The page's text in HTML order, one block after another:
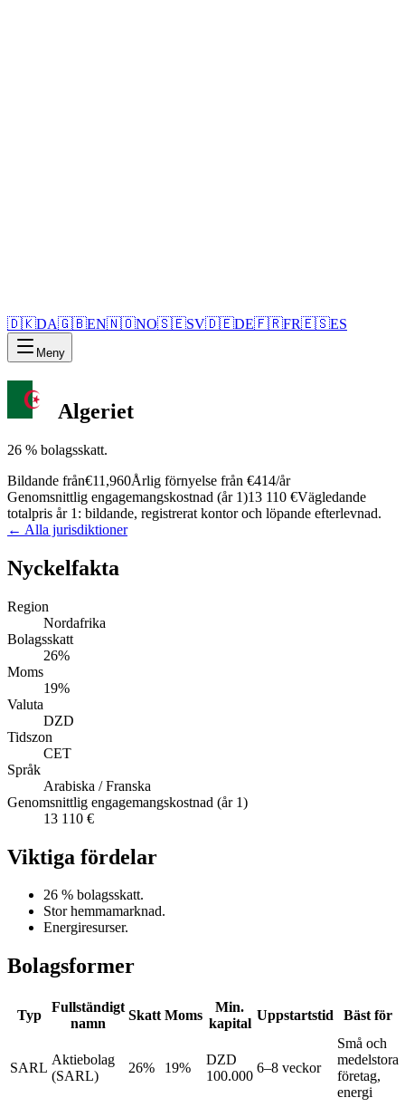
🇩🇰DA🇬🇧EN🇳🇴NO🇸🇪SV🇩🇪DE🇫🇷FR🇪🇸ES
Meny
Algeriet
26 % bolagsskatt.
Bildande från€11,960Årlig förnyelse från €414/år
Genomsnittlig engagemangskostnad (år 1)13 110 €Vägledande
totalpris år 1: bildande, registrerat kontor och löpande efterlevnad.
← Alla jurisdiktioner
Nyckelfakta
Region
Nordafrika
Bolagsskatt
26%
Moms
19%
Valuta
DZD
Tidszon
CET
Språk
Arabiska / Franska
Genomsnittlig engagemangskostnad (år 1)
13 110 €
Viktiga fördelar
26 % bolagsskatt.
Stor hemmamarknad.
Energiresurser.
Bolagsformer
Typ
Fullständigt
namn
Skatt Moms
Min.
kapital
Uppstartstid Bäst för
SARL
Aktiebolag
(SARL)
26% 19%
DZD
100.000
6–8 veckor
Små och
medelstora
företag,
energi